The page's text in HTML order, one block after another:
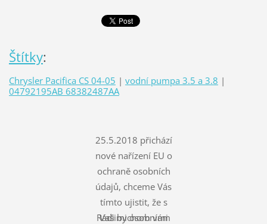
Štítky:
Chrysler Pacifica CS 04-05 | vodní pumpa 3.5 a 3.8 |
04792195AB 68382487AA
25.5.2018 přichází
nové nařízení EU o
ochraně osobních
údajů, chceme Vás
tímto ujistit, že s
Vašimi osobními
Rádi bychom vám